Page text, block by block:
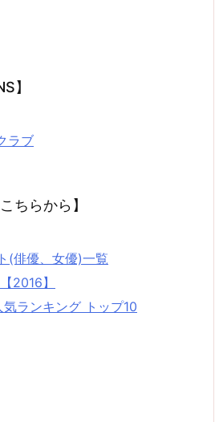
】
ラブ
ちらから】
(俳優、女優)一覧
2016】
気ランキング トップ10